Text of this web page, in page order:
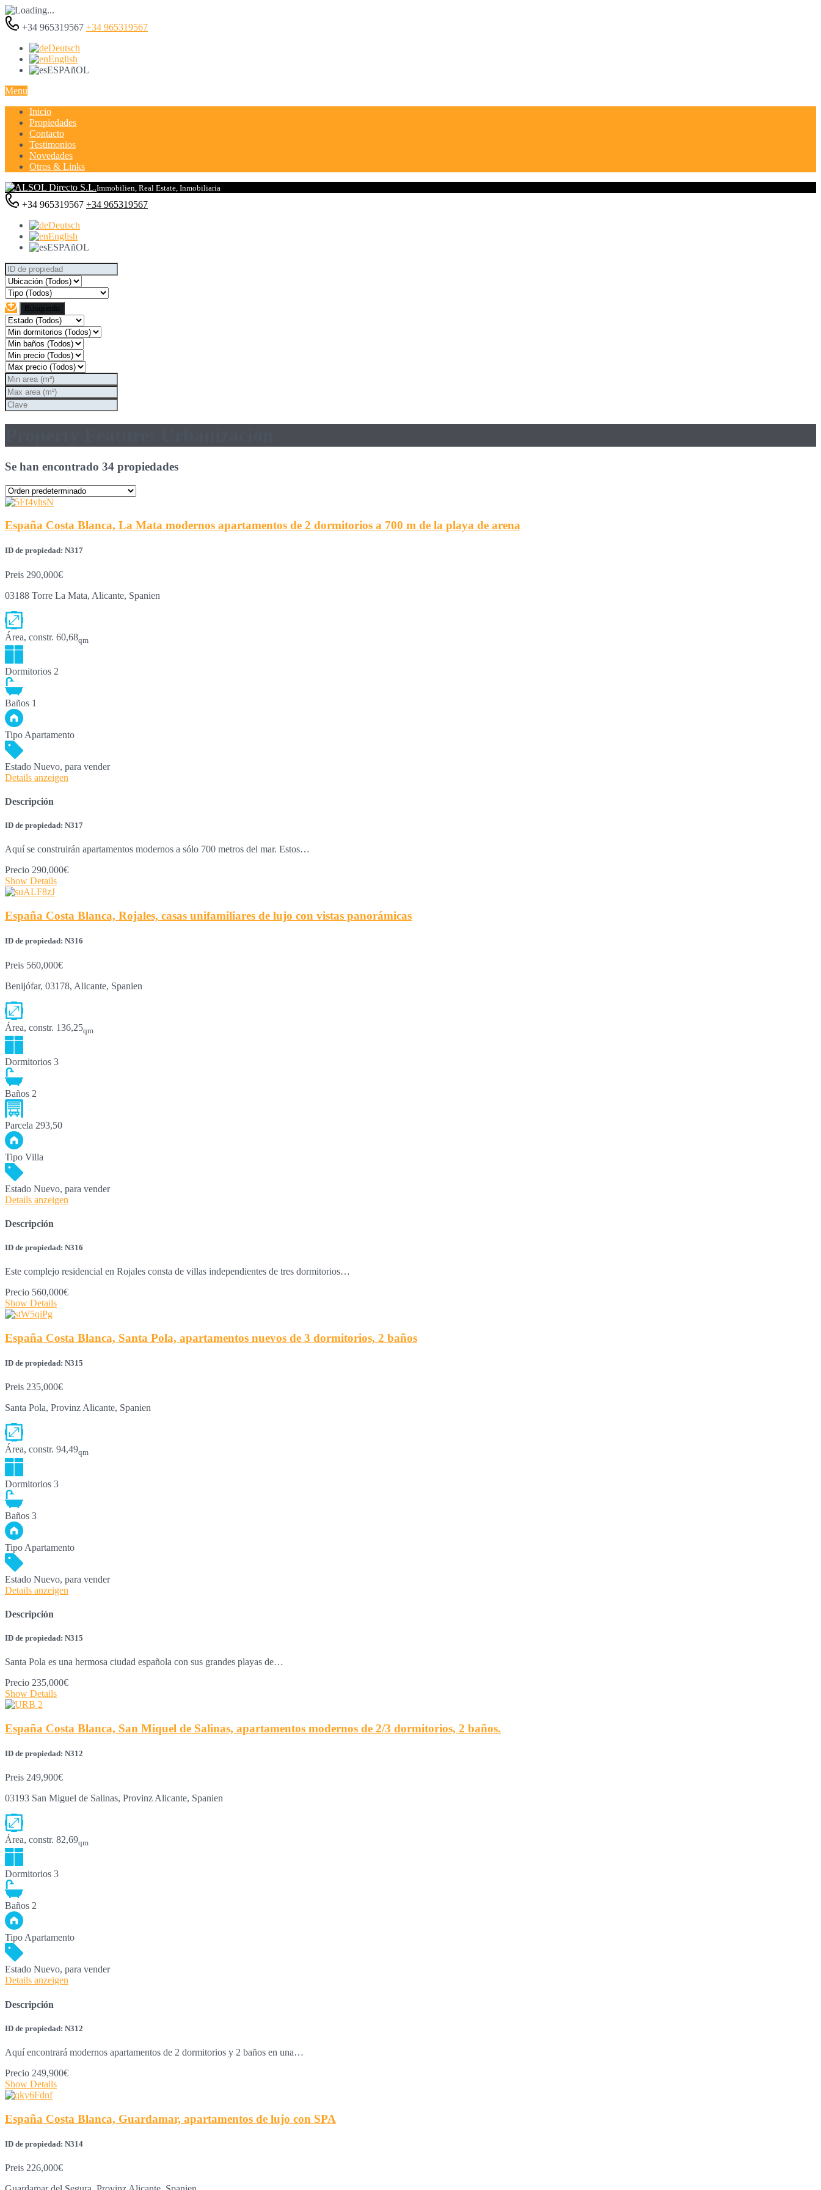
+34 965319567 +34 965319567
Deutsch
English
ESPAñOL
Menu
Inicio
Propiedades
Contacto
Testimonios
Novedades
Otros & Links
Immobilien, Real Estate, Inmobiliaria
+34 965319567 +34 965319567
Deutsch
English
ESPAñOL
Se han encontrado 34 propiedades
España Costa Blanca, La Mata modernos apartamentos de 2 dormitorios a 700 m de la playa de arena
ID de propiedad: N317
Preis 290,000€
03188 Torre La Mata, Alicante, Spanien
Área, constr. 60,68qm
Dormitorios 2
Baños 1
Tipo Apartamento
Estado Nuevo, para vender
Details anzeigen
Descripción
ID de propiedad: N317
Aquí se construirán apartamentos modernos a sólo 700 metros del mar. Estos…
Precio 290,000€
Show Details
España Costa Blanca, Rojales, casas unifamiliares de lujo con vistas panorámicas
ID de propiedad: N316
Preis 560,000€
Benijófar, 03178, Alicante, Spanien
Área, constr. 136,25qm
Dormitorios 3
Baños 2
Parcela 293,50
Tipo Villa
Estado Nuevo, para vender
Details anzeigen
Descripción
ID de propiedad: N316
Este complejo residencial en Rojales consta de villas independientes de tres dormitorios…
Precio 560,000€
Show Details
España Costa Blanca, Santa Pola, apartamentos nuevos de 3 dormitorios, 2 baños
ID de propiedad: N315
Preis 235,000€
Santa Pola, Provinz Alicante, Spanien
Área, constr. 94,49qm
Dormitorios 3
Baños 3
Tipo Apartamento
Estado Nuevo, para vender
Details anzeigen
Descripción
ID de propiedad: N315
Santa Pola es una hermosa ciudad española con sus grandes playas de…
Precio 235,000€
Show Details
España Costa Blanca, San Miquel de Salinas, apartamentos modernos de 2/3 dormitorios, 2 baños.
ID de propiedad: N312
Preis 249,900€
03193 San Miguel de Salinas, Provinz Alicante, Spanien
Área, constr. 82,69qm
Dormitorios 3
Baños 2
TipoApartamento
Estado Nuevo, para vender
Details anzeigen
Descripción
ID de propiedad: N312
Aquí encontrará modernos apartamentos de 2 dormitorios y 2 baños en una…
Precio 249,900€
Show Details
España Costa Blanca, Guardamar, apartamentos de lujo con SPA
ID de propiedad: N314
Preis 226,000€